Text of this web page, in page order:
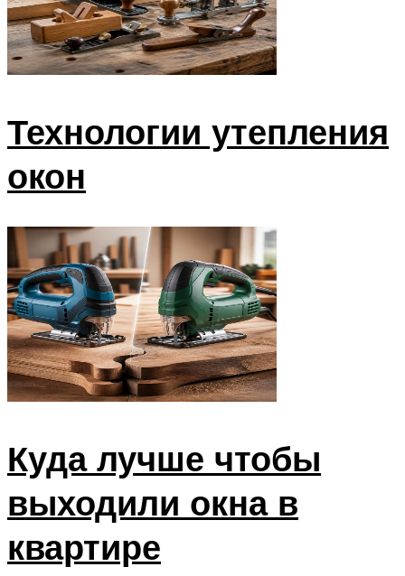
Технологии утепления
окон
Куда лучше чтобы
выходили окна в
квартире